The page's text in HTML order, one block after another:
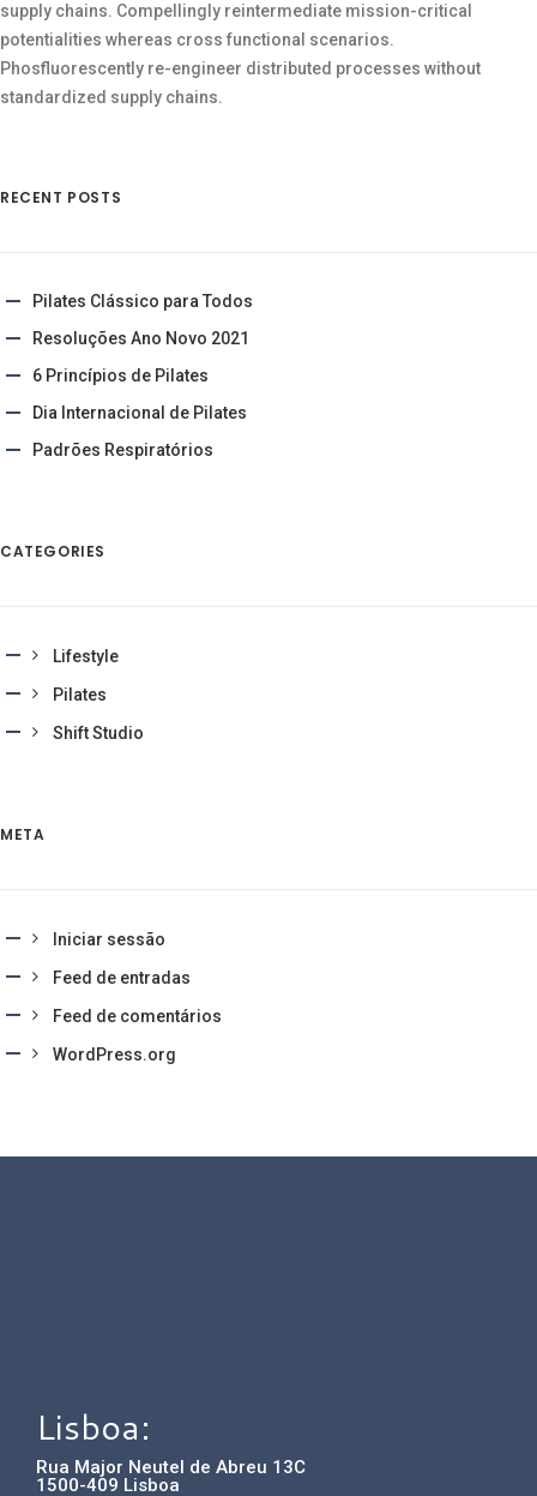
supply chains. Compellingly reintermediate mission-critical
potentialities whereas cross functional scenarios.
Phosfluorescently re-engineer distributed processes without
standardized supply chains.
RECENT POSTS
Pilates Clássico para Todos
Resoluções Ano Novo 2021
6 Princípios de Pilates
Dia Internacional de Pilates
Padrões Respiratórios
CATEGORIES
Lifestyle
Pilates
Shift Studio
META
Iniciar sessão
Feed de entradas
Feed de comentários
WordPress.org
Lisboa:
Rua Major Neutel de Abreu 13C
1500-409 Lisboa